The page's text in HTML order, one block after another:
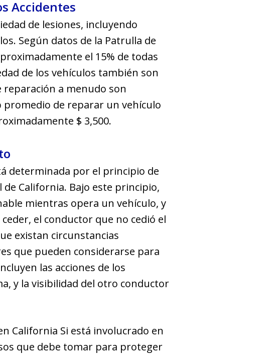
Accidentes
de lesiones, incluyendo
Según datos de la Patrulla de
el 15% de todas
de los vehículos también son
reparación a menudo son
promedio de reparar un vehículo
$ 3,500.
determinada por el principio de
de California. Bajo este principio,
mientras opera un vehículo, y
el conductor que no cedió el
existan circunstancias
que pueden considerarse para
las acciones de los
y la visibilidad del otro conductor
California Si está involucrado en
que debe tomar para proteger